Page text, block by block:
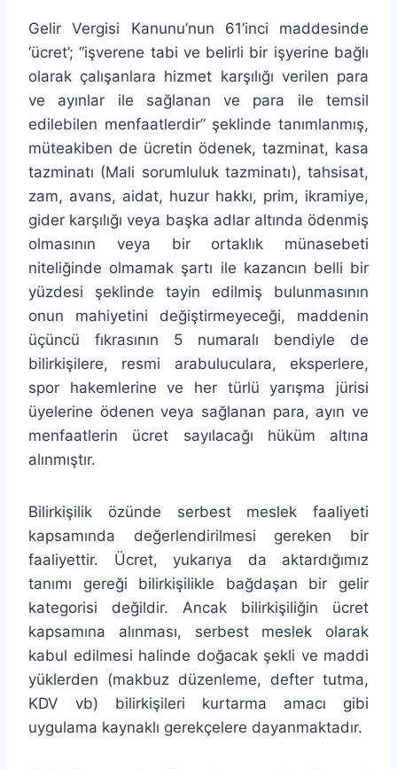
Gelir Vergisi Kanunu’nun 61’inci maddesinde
‘ücret’; “işverene tabi ve belirli bir işyerine bağlı
olarak çalışanlara hizmet karşılığı verilen para
ve ayınlar ile sağlanan ve para ile temsil
edilebilen menfaatlerdir” şeklinde tanımlanmış,
müteakiben de ücretin ödenek, tazminat, kasa
tazminatı (Mali sorumluluk tazminatı), tahsisat,
zam, avans, aidat, huzur hakkı, prim, ikramiye,
gider karşılığı veya başka adlar altında ödenmiş
olmasının veya bir ortaklık münasebeti
niteliğinde olmamak şartı ile kazancın belli bir
yüzdesi şeklinde tayin edilmiş bulunmasının
onun mahiyetini değiştirmeyeceği, maddenin
üçüncü fıkrasının 5 numaralı bendiyle de
bilirkişilere, resmi arabuluculara, eksperlere,
spor hakemlerine ve her türlü yarışma jürisi
üyelerine ödenen veya sağlanan para, ayın ve
menfaatlerin ücret sayılacağı hüküm altına
alınmıştır.
Bilirkişilik özünde serbest meslek faaliyeti
kapsamında değerlendirilmesi gereken bir
faaliyettir. Ücret, yukarıya da aktardığımız
tanımı gereği bilirkişilikle bağdaşan bir gelir
kategorisi değildir. Ancak bilirkişiliğin ücret
kapsamına alınması, serbest meslek olarak
kabul edilmesi halinde doğacak şekli ve maddi
yüklerden (makbuz düzenleme, defter tutma,
KDV vb) bilirkişileri kurtarma amacı gibi
uygulama kaynaklı gerekçelere dayanmaktadır.